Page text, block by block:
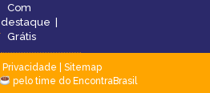
Com
destaque |
Grátis
Privacidade
Sitemap
pelo time do EncontraBrasil